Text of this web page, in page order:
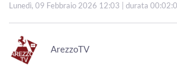
Lunedì, 09 Febbraio 2026 12:03 | durata
ArezzoTV